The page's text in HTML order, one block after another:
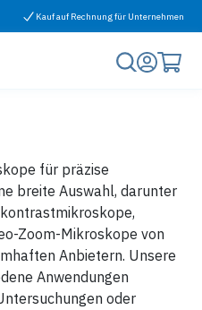
Kauf auf Rechnung für Unternehmen
für präzise
breite Auswahl, darunter
Zoom-Mikroskope von
Anbietern. Unsere
Anwendungen
oder